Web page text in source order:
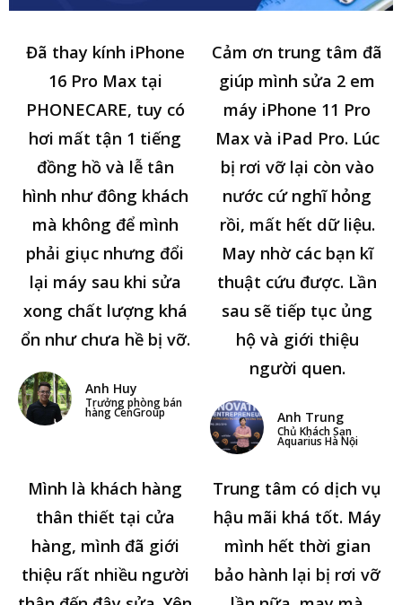
Đã thay kính iPhone
16 Pro Max tại
PHONECARE, tuy có
hơi mất tận 1 tiếng
đồng hồ và lễ tân
hình như đông khách
mà không để mình
phải giục nhưng đổi
lại máy sau khi sửa
xong chất lượng khá
ổn như chưa hề bị vỡ.
Anh Huy
Trưởng phòng bán
hàng CenGroup
Cảm ơn trung tâm đã
giúp mình sửa 2 em
máy iPhone 11 Pro
Max và iPad Pro. Lúc
bị rơi vỡ lại còn vào
nước cứ nghĩ hỏng
rồi, mất hết dữ liệu.
May nhờ các bạn kĩ
thuật cứu được. Lần
sau sẽ tiếp tục ủng
hộ và giới thiệu
người quen.
Anh Trung
Chủ Khách Sạn
Aquarius Hà Nội
Mình là khách hàng
thân thiết tại cửa
hàng, mình đã giới
thiệu rất nhiều người
Trung tâm có dịch vụ
hậu mãi khá tốt. Máy
mình hết thời gian
bảo hành lại bị rơi vỡ